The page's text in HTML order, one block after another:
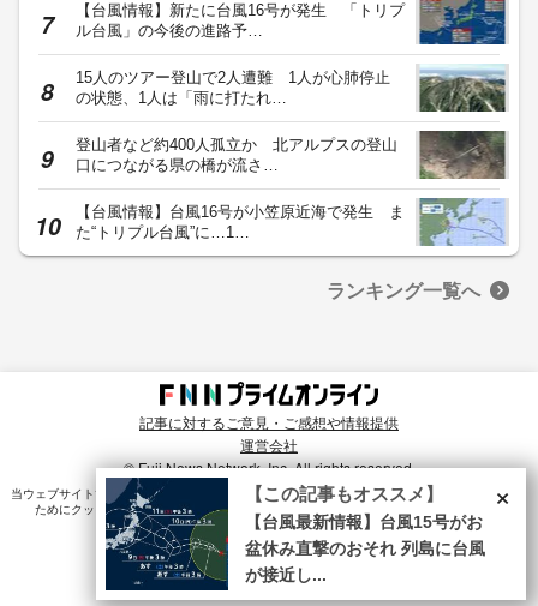
【台風情報】新たに台風16号が発生 「トリプ
ル台風」の今後の進路予…
15人のツアー登山で2人遭難 1人が心肺停止
の状態、1人は「雨に打たれ…
登山者など約400人孤立か 北アルプスの登山
口につながる県の橋が流さ…
【台風情報】台風16号が小笠原近海で発生 ま
た“トリプル台風”に…1…
ランキング一覧へ
記事に対するご意見・ご感想や情報提供
運営会社
© Fuji News Network, Inc. All rights reserved.
当ウェブサイトでは、ユーザのニーズ・興味・関⼼に合致したコンテンツや広告配信を提供する
ためにクッキーを使⽤しています。詳細は、
プライバシーポリシー をご確認ください。×
【この記事もオススメ】
【台風最新情報】台風15号がお
盆休み直撃のおそれ 列島に台風
が接近し...